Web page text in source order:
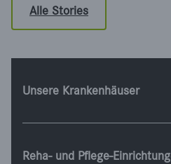
Alle Stories
Unsere Krankenhäuser
Reha- und Pflege-